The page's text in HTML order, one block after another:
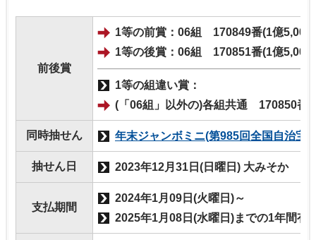
前後賞
1等の前賞：06組 170849番(1億5,000
1等の後賞：06組 170851番(1億5,000
1等の組違い賞：
(「06組」以外の)各組共通 170850番
同時抽せん 年末ジャンボミニ(第985回全国自治宝
抽せん日 2023年12月31日(日曜日) 大みそか
支払期間
2024年1月09日(火曜日)～
2025年1月08日(水曜日)までの1年間有